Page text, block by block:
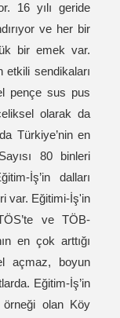
16 yılı geride
ve her bir
bir emek var.
etkili sendikaları
pençe sus pus
olarak da
Türkiye’nin en
80 binleri
İş’in dalları
var. Eğitimi-İş'in
ve TÖB-
en çok arttığı
açmaz, boyun
Eğitim-İş’in
örneği olan Köy